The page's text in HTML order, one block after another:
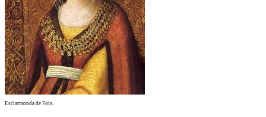
Esclarmonda de Foix.